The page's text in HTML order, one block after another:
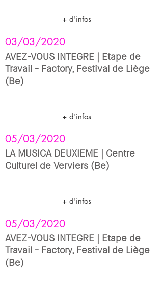
+ d'infos
03/03/2020
AVEZ-VOUS INTEGRE | Etape de
Travail - Factory, Festival de Liège
(Be)
+ d'infos
05/03/2020
LA MUSICA DEUXIEME | Centre
Culturel de Verviers (Be)
+ d'infos
05/03/2020
AVEZ-VOUS INTEGRE | Etape de
Travail - Factory, Festival de Liège
(Be)